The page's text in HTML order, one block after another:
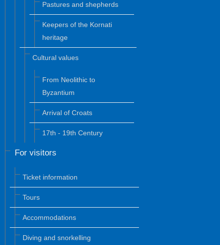
Pastures and shepherds
Keepers of the Kornati
heritage
Cultural values
From Neolithic to
Byzantium
Arrival of Croats
17th - 19th Century
For visitors
Ticket information
Tours
Accommodations
Diving and snorkelling